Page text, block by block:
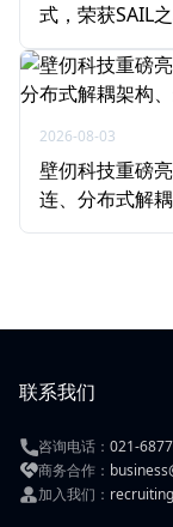
式，荣获SAIL
2026-08-03
壁仞科技重磅
连、分布式解
联系我们
咨询电话： 021-
商务合作：
加入我们：